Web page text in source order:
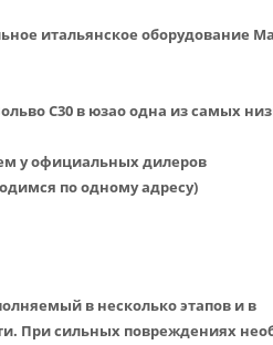
итальянское оборудование
С30 в юзао одна из самых
у официальных дилеров
по одному адресу)
в несколько этапов и в
При сильных повреждениях